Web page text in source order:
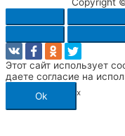
Этот сайт использует
даете согласие на
Ok
x